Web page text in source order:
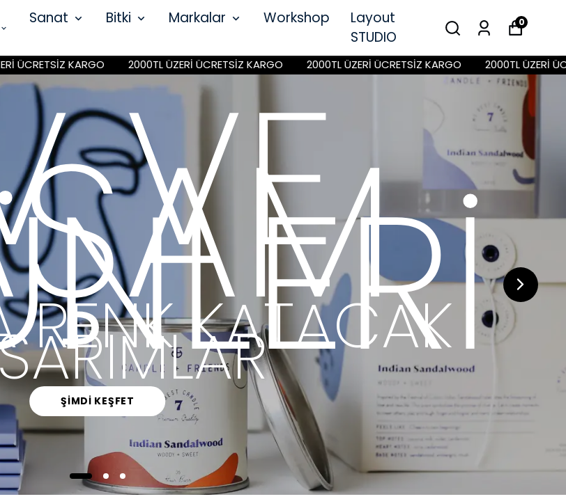
Sanat Bitki Markalar Workshop
Layout
STUDIO
0
2000TL ÜZERİ ÜCRETSİZ KARGO 2000TL ÜZERİ ÜCRETSİZ KARGO 2000TL ÜZERİ ÜCRETSİZ KARGO
KEŞFET